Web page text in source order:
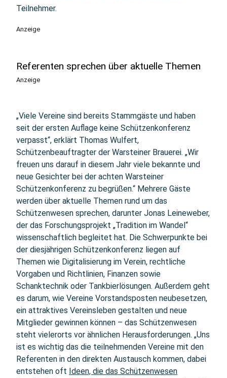
Teilnehmer.
Anzeige
Referenten sprechen über aktuelle Themen
Anzeige
„Viele Vereine sind bereits Stammgäste und haben
seit der ersten Auflage keine Schützenkonferenz
verpasst“, erklärt Thomas Wulfert,
Schützenbeauftragter der Warsteiner Brauerei. „Wir
freuen uns darauf in diesem Jahr viele bekannte und
neue Gesichter bei der achten Warsteiner
Schützenkonferenz zu begrüßen.“ Mehrere Gäste
werden über aktuelle Themen rund um das
Schützenwesen sprechen, darunter Jonas Leineweber,
der das Forschungsprojekt „Tradition im Wandel“
wissenschaftlich begleitet hat. Die Schwerpunkte bei
der diesjährigen Schützenkonferenz liegen auf
Themen wie Digitalisierung im Verein, rechtliche
Vorgaben und Richtlinien, Finanzen sowie
Schanktechnik oder Tankbierlösungen. Außerdem geht
es darum, wie Vereine Vorstandsposten neubesetzen,
ein attraktives Vereinsleben gestalten und neue
Mitglieder gewinnen können – das Schützenwesen
steht vielerorts vor ähnlichen Herausforderungen. „Uns
ist es wichtig das die teilnehmenden Vereine mit den
Referenten in den direkten Austausch kommen, dabei
entstehen oft Ideen, die das Schützenwesen